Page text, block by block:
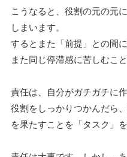
こうなると、役割の元の元
しまいます。
するとまた「前提」との間
また同じ停滞感に苦しむこ
責任は、自分がガチガチに
役割をしっかりつかんだら
を果たすことを「タスク」